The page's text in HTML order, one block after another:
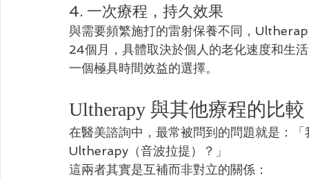
4. 一次療程，持久效果
與需要頻繁施打的雷射保養不同，
24個月，具體取決於個人的老化速度和生
一個極具時間效益的選擇。
Ultherapy 與其他療程的比較
在醫美諮詢中，最常被問到的問題就是：
Ultherapy（音波拉提）？」
這兩者其實是互補而非對立的關係：